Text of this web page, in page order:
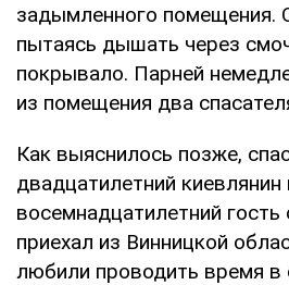
задымленного помещения.
пытаясь дышать через
покрывало. Парней
из помещения два
Как выяснилось позже,
двадцатилетний киевлянин
восемнадцатилетний
приехал из Винницкой
любили проводить время в